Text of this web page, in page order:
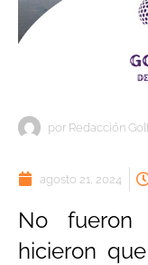
por Redacción
agosto 21, 2024
No fueron
hicieron